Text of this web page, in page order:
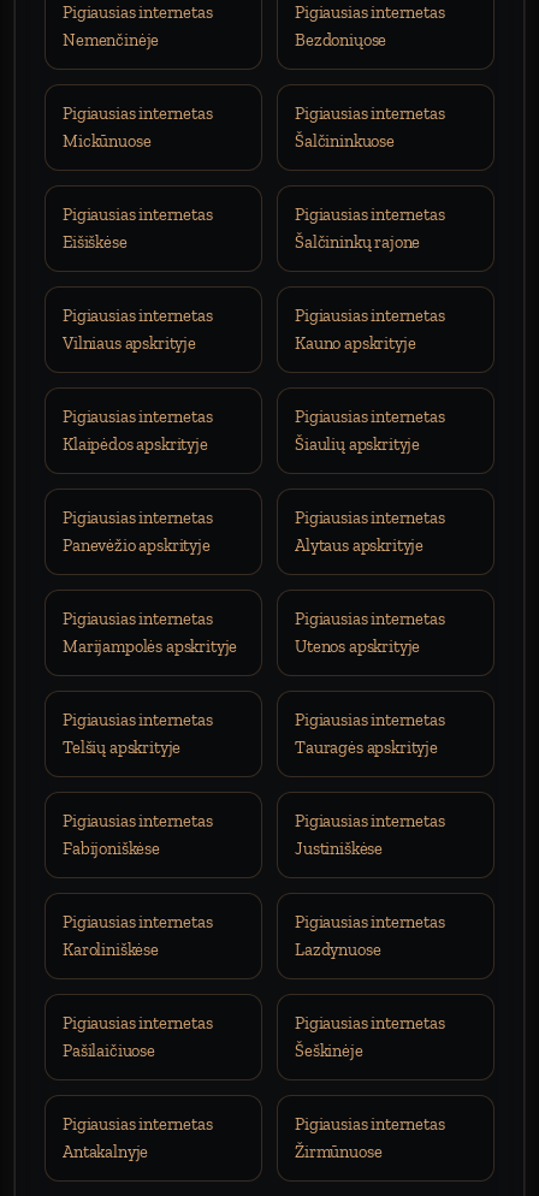
Pigiausias internetas
Nemenčinėje
Pigiausias internetas
Bezdoniųose
Pigiausias internetas
Mickūnuose
Pigiausias internetas
Šalčininkuose
Pigiausias internetas
Eišiškėse
Pigiausias internetas
Šalčininkų rajone
Pigiausias internetas
Vilniaus apskrityje
Pigiausias internetas
Kauno apskrityje
Pigiausias internetas
Klaipėdos apskrityje
Pigiausias internetas
Šiaulių apskrityje
Pigiausias internetas
Panevėžio apskrityje
Pigiausias internetas
Alytaus apskrityje
Pigiausias internetas
Marijampolės apskrityje
Pigiausias internetas
Utenos apskrityje
Pigiausias internetas
Telšių apskrityje
Pigiausias internetas
Tauragės apskrityje
Pigiausias internetas
Fabijoniškėse
Pigiausias internetas
Justiniškėse
Pigiausias internetas
Karoliniškėse
Pigiausias internetas
Lazdynuose
Pigiausias internetas
Pašilaičiuose
Pigiausias internetas
Šeškinėje
Pigiausias internetas
Antakalnyje
Pigiausias internetas
Žirmūnuose